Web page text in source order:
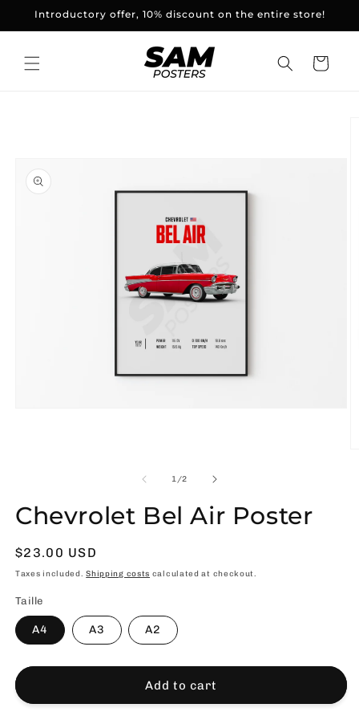
and
Introductory offer, 10% discount on the entire store!
Basket
1/of
2
Chevrolet Bel Air Poster
Usual
price
$23.00 USD
Taxes included.Shipping costs calculated at checkout.
Taille
A4 A3 A2
Add to cart